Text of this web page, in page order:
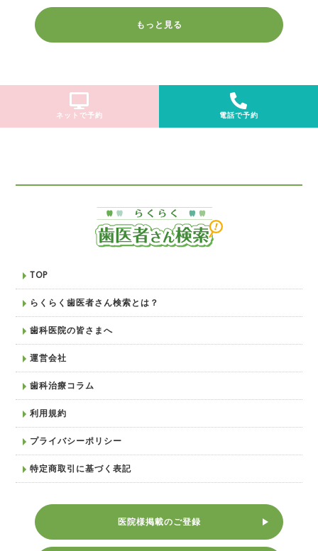
もっと見る
ネットで予約 電話で予約
TOP
らくらく歯医者さん検索とは？
歯科医院の皆さまへ
運営会社
歯科治療コラム
利用規約
プライバシーポリシー
特定商取引に基づく表記
医院様掲載のご登録